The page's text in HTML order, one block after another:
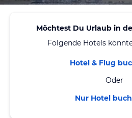
Möchtest Du Urlaub in
Folgende Hotels
Hotel & Flug
Oder
Nur Hotel